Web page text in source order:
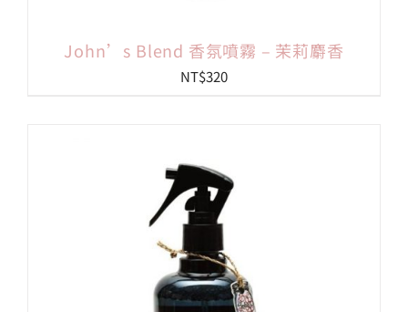
John’s Blend 香氛噴霧 – 茉莉麝香
NT$320